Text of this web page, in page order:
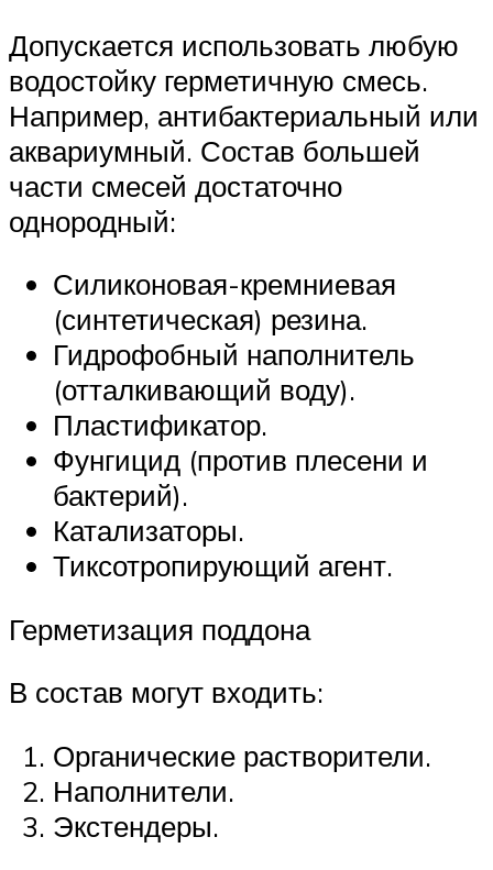
Допускается использовать любую
водостойку герметичную смесь.
Например, антибактериальный или
аквариумный. Состав большей
части смесей достаточно
однородный:
Силиконовая-кремниевая
(синтетическая) резина.
Гидрофобный наполнитель
(отталкивающий воду).
Пластификатор.
Фунгицид (против плесени и
бактерий).
Катализаторы.
Тиксотропирующий агент.
Герметизация поддона
В состав могут входить:
Органические растворители.
Наполнители.
Экстендеры.